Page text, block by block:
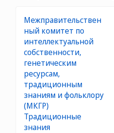
Межправительствен
ный комитет по
интеллектуальной
собственности,
генетическим
ресурсам,
традиционным
знаниям и фольклору
(МКГР)
Традиционные
знания